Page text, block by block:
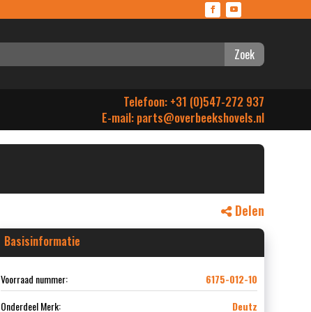
Zoek
Telefoon: +31 (0)547-272 937
E-mail: parts@overbeekshovels.nl
Delen
Basisinformatie
Voorraad nummer:
6175-012-10
Onderdeel Merk:
Deutz